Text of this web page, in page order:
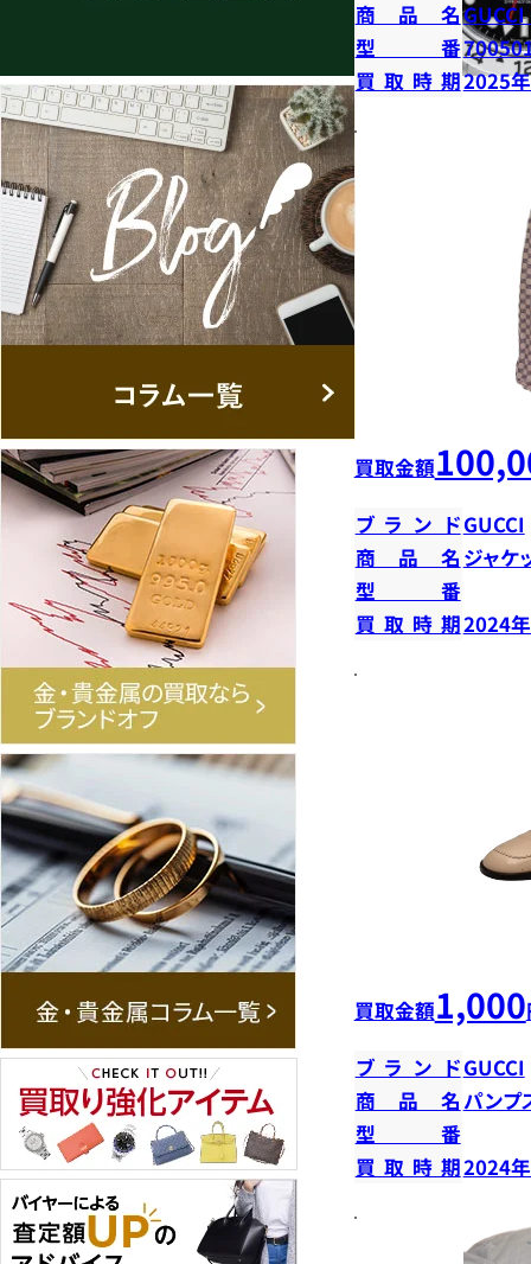
商品名
型番
買取時期2025
買取金額
ブランドGUCCI
商品名 ジャケ
型番
買取時期2024
買取金額1,000
ブランドGUCCI
商品名 パンプ
型番
買取時期2024